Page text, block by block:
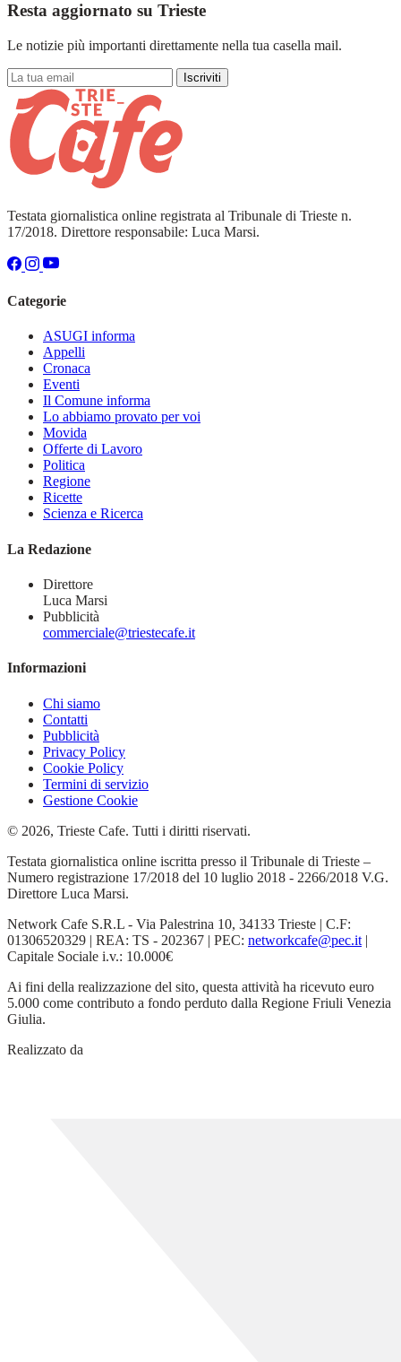
Resta aggiornato su Trieste
Le notizie più importanti direttamente nella tua casella mail.
Iscriviti
Testata giornalistica online registrata al Tribunale di Trieste n.
17/2018. Direttore responsabile: Luca Marsi.
Categorie
ASUGI informa
Appelli
Cronaca
Eventi
Il Comune informa
Lo abbiamo provato per voi
Movida
Offerte di Lavoro
Politica
Regione
Ricette
Scienza e Ricerca
La Redazione
Direttore
Luca Marsi
Pubblicità
commerciale@triestecafe.it
Informazioni
Chi siamo
Contatti
Pubblicità
Privacy Policy
Cookie Policy
Termini di servizio
Gestione Cookie
© 2026, Trieste Cafe. Tutti i diritti riservati.
Testata giornalistica online iscritta presso il Tribunale di Trieste –
Numero registrazione 17/2018 del 10 luglio 2018 - 2266/2018 V.G.
Direttore Luca Marsi.
Network Cafe S.R.L - Via Palestrina 10, 34133 Trieste | C.F:
01306520329 | REA: TS - 202367 | PEC: networkcafe@pec.it |
Capitale Sociale i.v.: 10.000€
Ai fini della realizzazione del sito, questa attività ha ricevuto euro
5.000 come contributo a fondo perduto dalla Regione Friuli Venezia
Giulia.
Realizzato da